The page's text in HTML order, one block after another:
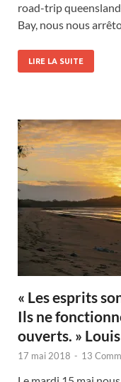
road-trip
Bay, nous nous
LIRE LA SUITE
« Les esprits
Ils ne
ouverts. »
17 mai 2018 - 13